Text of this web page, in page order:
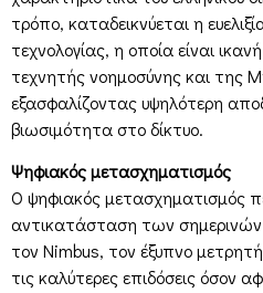
τρόπο, καταδεικνύεται η
τεχνολογίας, η οποία είναι
τεχνητής νοημοσύνης και της
εξασφαλίζοντας υψηλότερη
βιωσιμότητα στο δίκτυο.
Ψηφιακός μετασχηματισμός
Ο ψηφιακός μετασχηματισμός
αντικατάσταση των
τον Nimbus, τον έξυπνο
τις καλύτερες επιδόσεις όσον